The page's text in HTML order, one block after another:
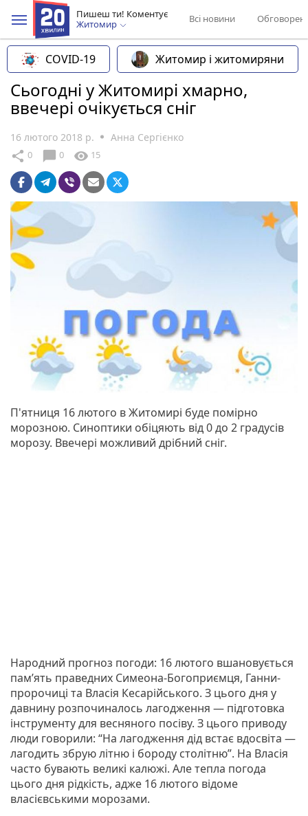
Пишеш ти! Коментує
Житомир
Всі новини
COVID-19 Житомир і житомиряни
Сьогодні у Житомирі хмарно,
ввечері очікується сніг
16 лютого 2018 р. Анна Сергієнко
share 0 chat_bubble 0 visibility 15
П'ятниця 16 лютого в Житомирі буде помірно
морозною. Синоптики обіцяють від 0 до 2 градусів
морозу. Ввечері можливий дрібний сніг.
Народний прогноз погоди: 16 лютого вшановується
пам’ять праведних Симеона-Богоприємця, Ганни-
пророчиці та Власія Кесарійського. З цього дня у
давнину розпочиналось лагодження — підготовка
інструменту для весняного посіву. З цього приводу
люди говорили: “На лагодження дід встає вдосвіта —
лагодить збрую літню і бороду столітню”. На Власія
часто бувають великі калюжі. Але тепла погода
цього дня рідкість, адже 16 лютого відоме
власієвськими морозами.